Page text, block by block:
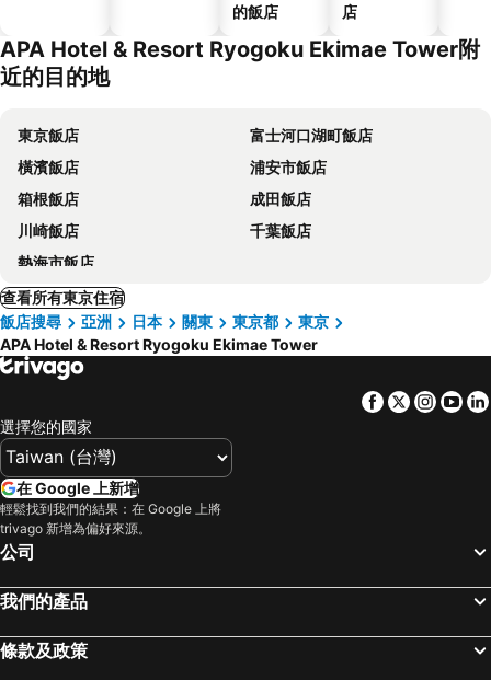
的飯店
店
APA Hotel & Resort Ryogoku Ekimae Tower附
近的目的地
東京飯店
富士河口湖町飯店
橫濱飯店
浦安市飯店
箱根飯店
成田飯店
川崎飯店
千葉飯店
熱海市飯店
查看所有東京住宿
飯店搜尋
亞洲 日本 關東 東京都
東京
APA Hotel & Resort Ryogoku Ekimae Tower
Facebook
Twitter
選擇您的國家
在 Google 上新增
輕鬆找到我們的結果：在 Google 上將
trivago 新增為偏好來源。
公司
我們的產品
條款及政策